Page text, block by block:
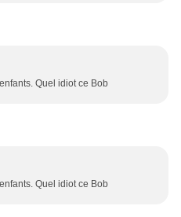
Quel idiot ce Bob
Quel idiot ce Bob